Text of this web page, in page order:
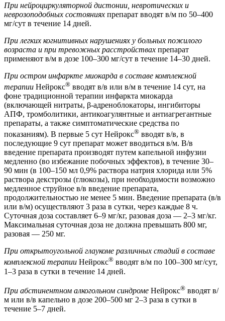
При нейроциркуляторной дистонии, невротических и
неврозоподобных состояниях препарат вводят в/м по 50–400
мг/сут в течение 14 дней.
При легких когнитивных нарушениях у больных пожилого
возраста и при тревожных расстройствах препарат
применяют в/м в дозе 100–300 мг/сут в течение 14–30 дней.
При остром инфаркте миокарда в составе комплексной
терапии Нейрокс® вводят в/в или в/м в течение 14 сут, на
фоне традиционной терапии инфаркта миокарда
(включающей нитраты, β-адреноблокаторы, ингибиторы
АПФ, тромболитики, антикоагулянтные и антиагрегантные
препараты, а также симптоматические средства по
показаниям). В первые 5 сут Нейрокс® вводят в/в, в
последующие 9 сут препарат может вводиться в/м. В/в
введение препарата производят путем капельной инфузии
медленно (во избежание побочных эффектов), в течение 30–
90 мин (в 100–150 мл 0,9% раствора натрия хлорида или 5%
раствора декстрозы (глюкозы), при необходимости возможно
медленное струйное в/в введение препарата,
продолжительностью не менее 5 мин. Введение препарата (в/в
или в/м) осуществляют 3 раза в сутки, через каждые 8 ч.
Суточная доза составляет 6–9 мг/кг, разовая доза — 2–3 мг/кг.
Максимальная суточная доза не должна превышать 800 мг,
разовая — 250 мг.
При открытоугольной глаукоме различных стадий в составе
комплексной терапии Нейрокс® вводят в/м по 100–300 мг/сут,
1–3 раза в сутки в течение 14 дней.
При абстинентном алкогольном синдроме Нейрокс® вводят в/
м или в/в капельно в дозе 200–500 мг 2–3 раза в сутки в
течение 5–7 дней.